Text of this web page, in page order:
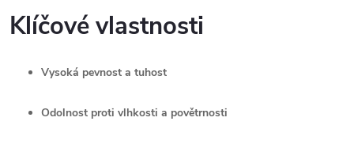
Klíčové vlastnosti
Vysoká pevnost a tuhost
Odolnost proti vlhkosti a povětrnosti